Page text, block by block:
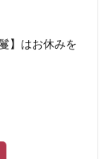
】はお休みを